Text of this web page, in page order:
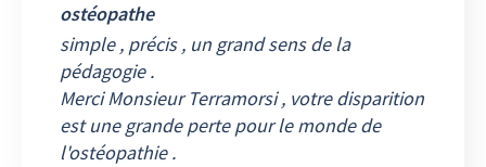
ostéopathe
simple , précis , un grand sens de la
pédagogie .
Merci Monsieur Terramorsi , votre disparition
est une grande perte pour le monde de
l'ostéopathie .